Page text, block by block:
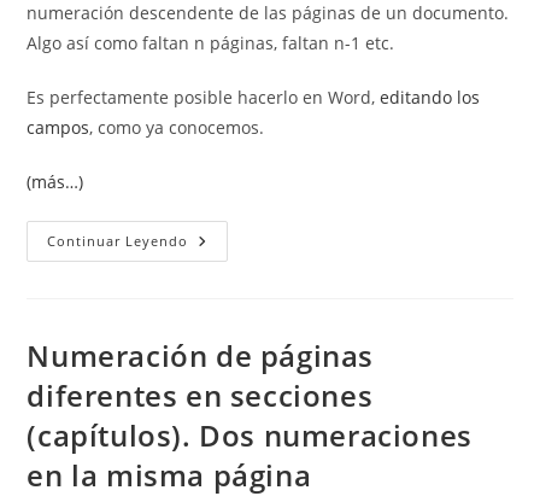
numeración descendente de las páginas de un documento.
Algo así como faltan n páginas, faltan n-1 etc.
Es perfectamente posible hacerlo en Word,editando los
campos, como ya conocemos.
(más…)
Continuar Leyendo Numeración
Descendente
Numeración de páginas
diferentes en secciones
(capítulos). Dos numeraciones
en la misma página